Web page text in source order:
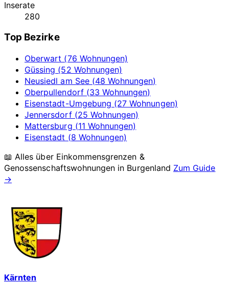
Inserate
280
Top Bezirke
Oberwart (76 Wohnungen)
Güssing (52 Wohnungen)
Neusiedl am See (48 Wohnungen)
Oberpullendorf (33 Wohnungen)
Eisenstadt-Umgebung (27 Wohnungen)
Jennersdorf (25 Wohnungen)
Mattersburg (11 Wohnungen)
Eisenstadt (8 Wohnungen)
📖 Alles über Einkommensgrenzen &
Genossenschaftswohnungen in Burgenland Zum Guide
→
Kärnten